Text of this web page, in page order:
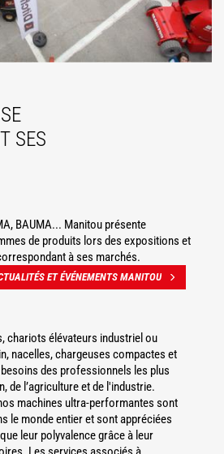
SES
BAUMA... Manitou présente
de produits lors des expositions et
à ses marchés.
ET ÉVÉNEMENTS MANITOU
chariots élévateurs industriel ou
nacelles, chargeuses compactes et
des professionnels les plus
de l’agriculture et de l'industrie.
machines ultra-performantes sont
le monde entier et sont appréciées
leur polyvalence grâce à leur